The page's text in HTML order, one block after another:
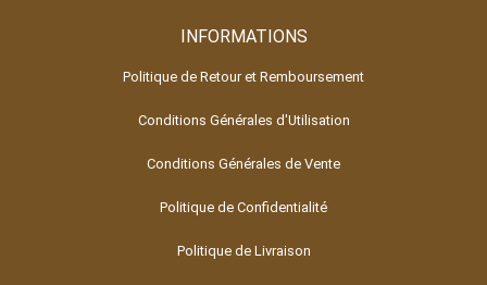
INFORMATIONS
Politique de Retour et Remboursement
Conditions Générales d'Utilisation
Conditions Générales de Vente
Politique de Confidentialité
Politique de Livraison